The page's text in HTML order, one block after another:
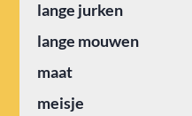
lange jurken
lange mouwen
maat
meisje